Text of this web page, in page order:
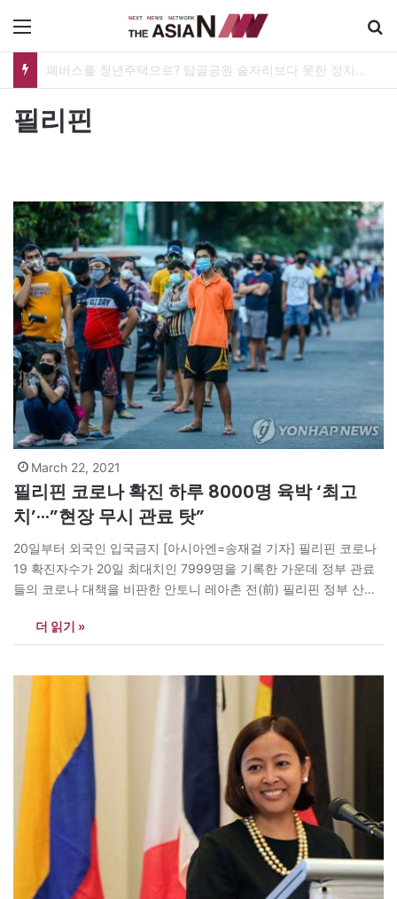
폐버스를 청년주택으로? 탑골공원 술자리보다 못한 정치의 상상력
필리핀
March 22, 2021
필리핀 코로나 확진 하루 8000명 육박 ‘최고
치’···”현장 무시 관료 탓”
20일부터 외국인 입국금지 [아시아엔=송재걸 기자] 필리핀 코로나
19 확진자수가 20일 최대치인 7999명을 기록한 가운데 정부 관료
들의 코로나 대책을 비판한 안토니 레아촌 전(前) 필리핀 정부 산하
위원은 필리핀 현지 매체 <인콰이어러> 인터뷰에서 “정부 관료들은
아직도 현장을 모른다”며 “이들이 성급하게 밀어붙이는 경제활동 재
더 읽기 »